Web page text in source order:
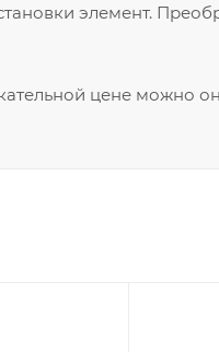
элемент.
цене можно